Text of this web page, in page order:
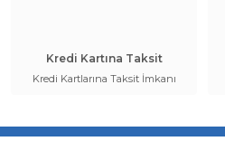
Kredi Kartına Taksit
Kredi Kartlarına Taksit İmkanı